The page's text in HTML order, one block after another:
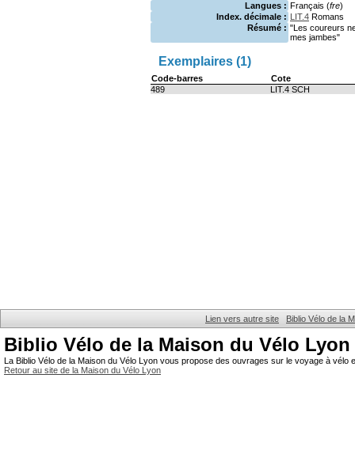
Langues : Français (fre)
Index. décimale : LIT.4 Romans
Résumé : "Les coureurs
mes jambes"
Exemplaires (1)
Code-barres
Cote
489
LIT.4 SCH
Lien vers autre site Biblio Vélo de la
Biblio Vélo de la Maison du Vélo Lyon
La Biblio Vélo de la Maison du Vélo Lyon vous propose des ouvrages sur le voyage à
Retour au site de la Maison du Vélo Lyon